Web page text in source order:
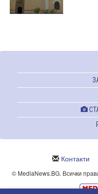
Контакти
© MediaNews.BG. Всички